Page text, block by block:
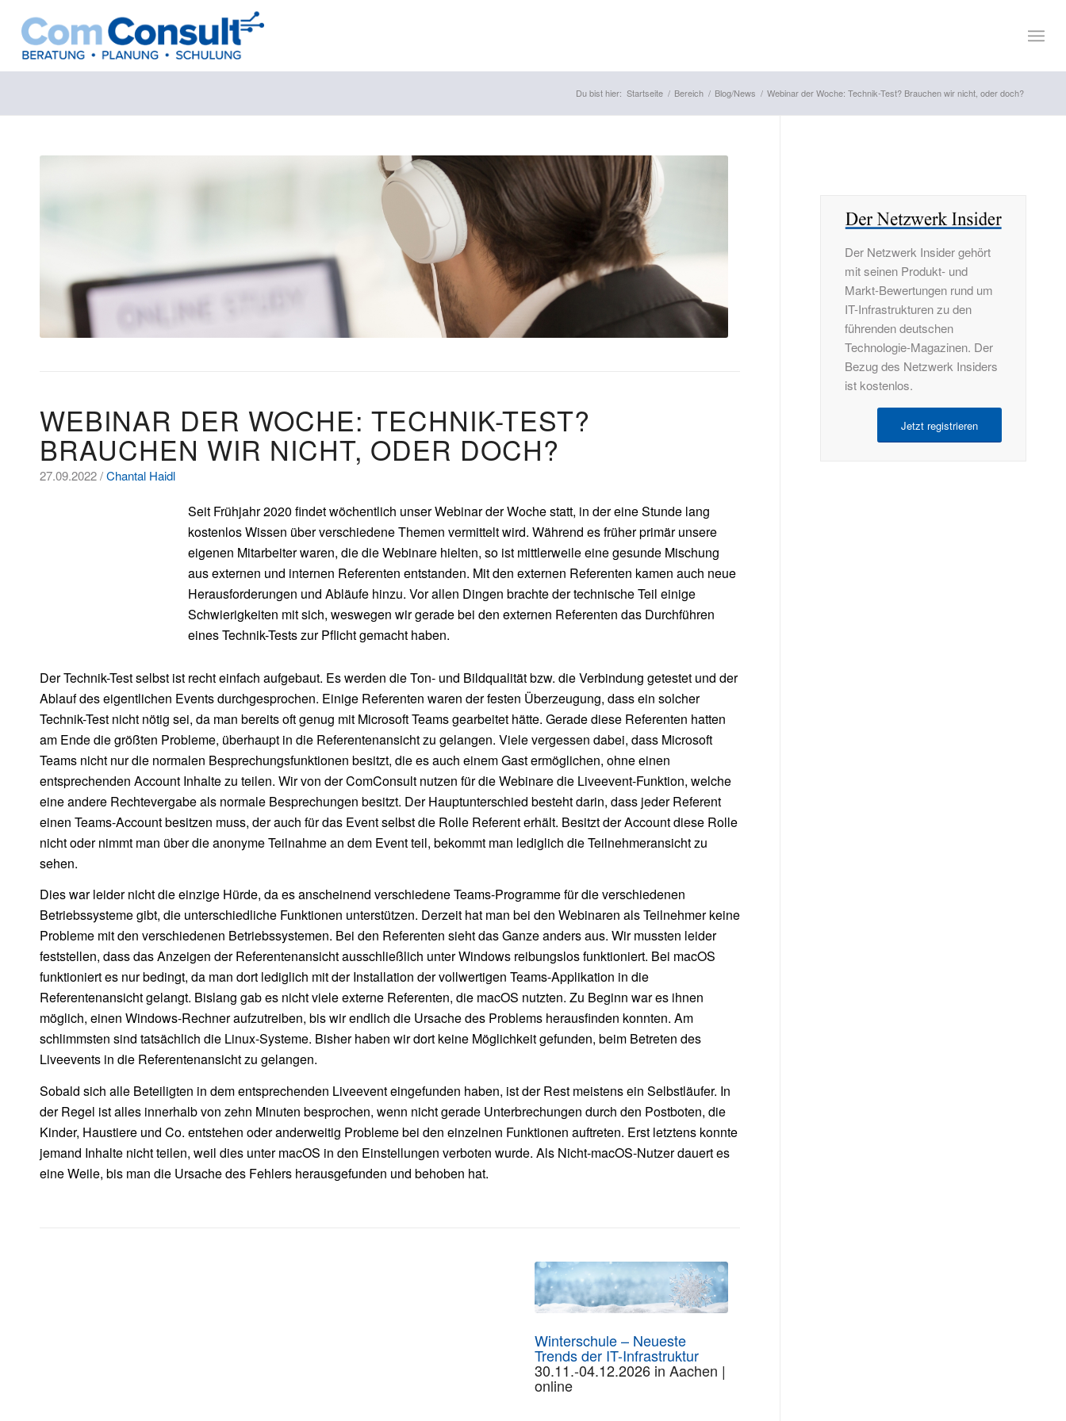
Du bist hier: Startseite / Bereich / Blog/News / Webinar der Woche: Technik-Test? Brauchen wir nicht, oder doch?
WEBINAR DER WOCHE: TECHNIK-TEST?
BRAUCHEN WIR NICHT, ODER DOCH?
27.09.2022 /Chantal Haidl
Seit Frühjahr 2020 findet wöchentlich unser Webinar der Woche statt, in der eine Stunde lang
kostenlos Wissen über verschiedene Themen vermittelt wird. Während es früher primär unsere
eigenen Mitarbeiter waren, die die Webinare hielten, so ist mittlerweile eine gesunde Mischung
aus externen und internen Referenten entstanden. Mit den externen Referenten kamen auch neue
Herausforderungen und Abläufe hinzu. Vor allen Dingen brachte der technische Teil einige
Schwierigkeiten mit sich, weswegen wir gerade bei den externen Referenten das Durchführen
eines Technik-Tests zur Pflicht gemacht haben.
Der Technik-Test selbst ist recht einfach aufgebaut. Es werden die Ton- und Bildqualität bzw. die Verbindung getestet und der
Ablauf des eigentlichen Events durchgesprochen. Einige Referenten waren der festen Überzeugung, dass ein solcher
Technik-Test nicht nötig sei, da man bereits oft genug mit Microsoft Teams gearbeitet hätte. Gerade diese Referenten hatten
am Ende die größten Probleme, überhaupt in die Referentenansicht zu gelangen. Viele vergessen dabei, dass Microsoft
Teams nicht nur die normalen Besprechungsfunktionen besitzt, die es auch einem Gast ermöglichen, ohne einen
entsprechenden Account Inhalte zu teilen. Wir von der ComConsult nutzen für die Webinare die Liveevent-Funktion, welche
eine andere Rechtevergabe als normale Besprechungen besitzt. Der Hauptunterschied besteht darin, dass jeder Referent
einen Teams-Account besitzen muss, der auch für das Event selbst die Rolle Referent erhält. Besitzt der Account diese Rolle
nicht oder nimmt man über die anonyme Teilnahme an dem Event teil, bekommt man lediglich die Teilnehmeransicht zu
sehen.
Dies war leider nicht die einzige Hürde, da es anscheinend verschiedene Teams-Programme für die verschiedenen
Betriebssysteme gibt, die unterschiedliche Funktionen unterstützen. Derzeit hat man bei den Webinaren als Teilnehmer keine
Probleme mit den verschiedenen Betriebssystemen. Bei den Referenten sieht das Ganze anders aus. Wir mussten leider
feststellen, dass das Anzeigen der Referentenansicht ausschließlich unter Windows reibungslos funktioniert. Bei macOS
funktioniert es nur bedingt, da man dort lediglich mit der Installation der vollwertigen Teams-Applikation in die
Referentenansicht gelangt. Bislang gab es nicht viele externe Referenten, die macOS nutzten. Zu Beginn war es ihnen
möglich, einen Windows-Rechner aufzutreiben, bis wir endlich die Ursache des Problems herausfinden konnten. Am
schlimmsten sind tatsächlich die Linux-Systeme. Bisher haben wir dort keine Möglichkeit gefunden, beim Betreten des
Liveevents in die Referentenansicht zu gelangen.
Sobald sich alle Beteiligten in dem entsprechenden Liveevent eingefunden haben, ist der Rest meistens ein Selbstläufer. In
der Regel ist alles innerhalb von zehn Minuten besprochen, wenn nicht gerade Unterbrechungen durch den Postboten, die
Kinder, Haustiere und Co. entstehen oder anderweitig Probleme bei den einzelnen Funktionen auftreten. Erst letztens konnte
jemand Inhalte nicht teilen, weil dies unter macOS in den Einstellungen verboten wurde. Als Nicht-macOS-Nutzer dauert es
eine Weile, bis man die Ursache des Fehlers herausgefunden und behoben hat.
Winterschule – Neueste
Trends der IT-Infrastruktur
30.11.-04.12.2026 in Aachen |
online
Der Netzwerk Insider gehört
mit seinen Produkt- und
Markt-Bewertungen rund um
IT-Infrastrukturen zu den
führenden deutschen
Technologie-Magazinen. Der
Bezug des Netzwerk Insiders
ist kostenlos.
Jetzt registrieren